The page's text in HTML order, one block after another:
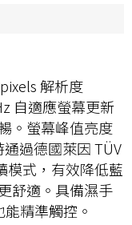
解析度
自適應螢幕更新
。螢幕峰值亮度
過德國萊因 TÜV
模式，有效降低藍
舒適。具備濕手
精準觸控。